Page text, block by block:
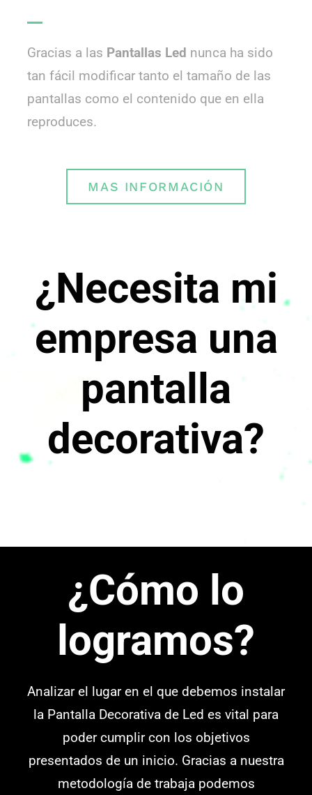
Gracias a las Pantallas Led nunca ha sido
tan fácil modificar tanto el tamaño de las
pantallas como el contenido que en ella
reproduces.
MAS INFORMACIÓN
¿Necesita mi
empresa una
pantalla
decorativa?
¿Cómo lo
logramos?
Analizar el lugar en el que debemos instalar
la Pantalla Decorativa de Led es vital para
poder cumplir con los objetivos
presentados de un inicio. Gracias a nuestra
metodología de trabaja podemos